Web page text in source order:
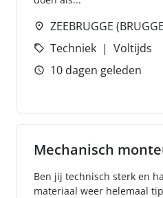
ZEEBRUGGE
Techniek
Voltijds
10 dagen geleden
Mechanisch
Ben jij technisch sterk en
materiaal weer helemaal